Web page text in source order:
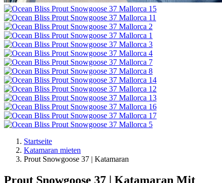
Startseite
Katamaran mieten
Prout Snowgoose 37 | Katamaran
Prout Snowgoose 37 | Katamaran Mit